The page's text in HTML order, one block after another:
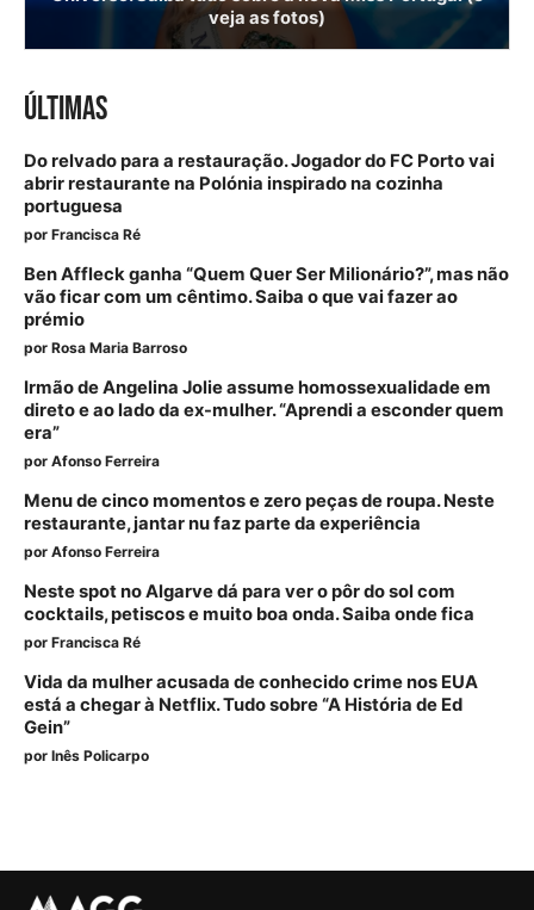
veja as fotos)
ÚLTIMAS
Do relvado para a restauração. Jogador do FC Porto vai
abrir restaurante na Polónia inspirado na cozinha
portuguesa
por Francisca Ré
Ben Affleck ganha “Quem Quer Ser Milionário?”, mas não
vão ficar com um cêntimo. Saiba o que vai fazer ao
prémio
por Rosa Maria Barroso
Irmão de Angelina Jolie assume homossexualidade em
direto e ao lado da ex-mulher. “Aprendi a esconder quem
era”
por Afonso Ferreira
Menu de cinco momentos e zero peças de roupa. Neste
restaurante, jantar nu faz parte da experiência
por Afonso Ferreira
Neste spot no Algarve dá para ver o pôr do sol com
cocktails, petiscos e muito boa onda. Saiba onde fica
por Francisca Ré
Vida da mulher acusada de conhecido crime nos EUA
está a chegar à Netflix. Tudo sobre “A História de Ed
Gein”
por Inês Policarpo